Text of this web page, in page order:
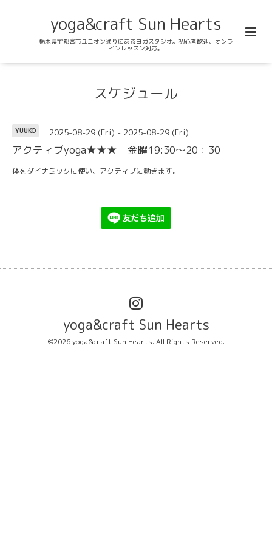
yoga&craft Sun Hearts
栃木県宇都宮市ユニオン通りにあるヨガスタジオ。初心者歓迎、オンラ
インレッスン対応。
スケジュール
YUUKO 2025-08-29 (Fri) - 2025-08-29 (Fri)
アクティブyoga★★★ 金曜19:30～20：30
体をダイナミックに使い、アクティブに動きます。
yoga&craft Sun Hearts
©2026yoga&craft Sun Hearts. All Rights Reserved.